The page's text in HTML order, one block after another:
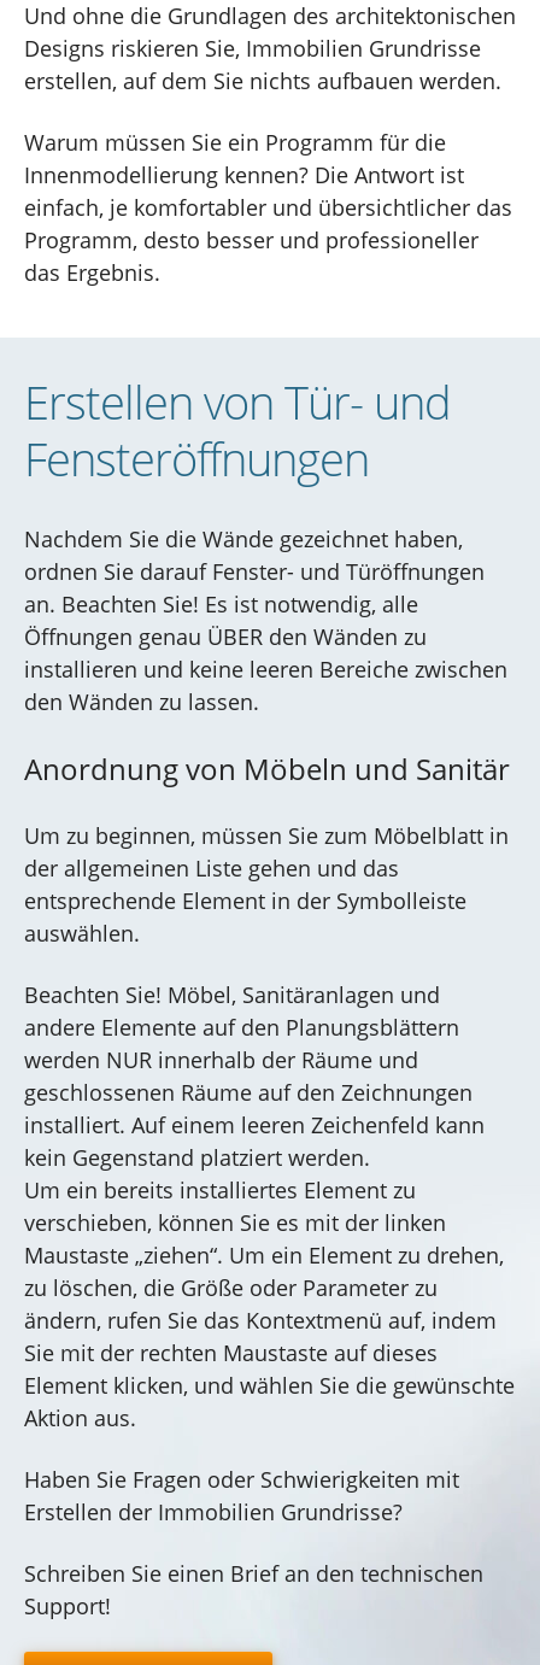
Und ohne die Grundlagen des architektonischen
Designs riskieren Sie, Immobilien Grundrisse
erstellen, auf dem Sie nichts aufbauen werden.
Warum müssen Sie ein Programm für die
Innenmodellierung kennen? Die Antwort ist
einfach, je komfortabler und übersichtlicher das
Programm, desto besser und professioneller
das Ergebnis.
Erstellen von Tür- und
Fensteröffnungen
Nachdem Sie die Wände gezeichnet haben,
ordnen Sie darauf Fenster- und Türöffnungen
an. Beachten Sie! Es ist notwendig, alle
Öffnungen genau ÜBER den Wänden zu
installieren und keine leeren Bereiche zwischen
den Wänden zu lassen.
Anordnung von Möbeln und Sanitär
Um zu beginnen, müssen Sie zum Möbelblatt in
der allgemeinen Liste gehen und das
entsprechende Element in der Symbolleiste
auswählen.
Beachten Sie! Möbel, Sanitäranlagen und
andere Elemente auf den Planungsblättern
werden NUR innerhalb der Räume und
geschlossenen Räume auf den Zeichnungen
installiert. Auf einem leeren Zeichenfeld kann
kein Gegenstand platziert werden.
Um ein bereits installiertes Element zu
verschieben, können Sie es mit der linken
Maustaste „ziehen“. Um ein Element zu drehen,
zu löschen, die Größe oder Parameter zu
ändern, rufen Sie das Kontextmenü auf, indem
Sie mit der rechten Maustaste auf dieses
Element klicken, und wählen Sie die gewünschte
Aktion aus.
Haben Sie Fragen oder Schwierigkeiten mit
Erstellen der Immobilien Grundrisse?
Schreiben Sie einen Brief an den technischen
Support!